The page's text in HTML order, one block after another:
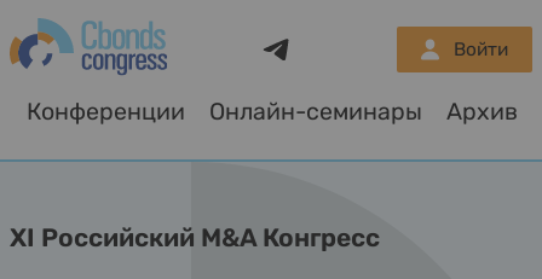
Конференции Онлайн-семинары Архив
Войти
XI Российский M&A Конгресс